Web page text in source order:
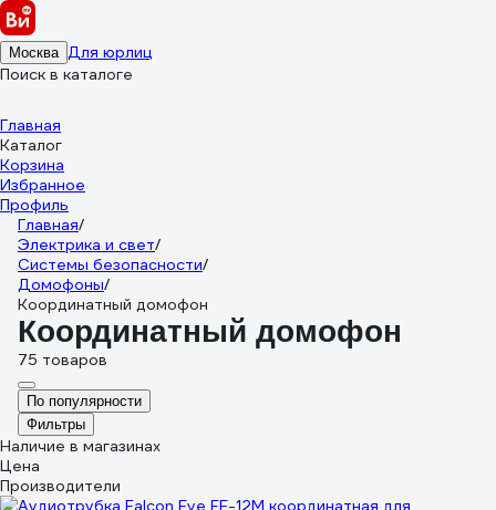
Москва Для юрлиц
Поиск в каталоге
Главная
Каталог
Корзина
Избранное
Профиль
Главная/
Электрика и свет/
Системы безопасности/
Домофоны/
Координатный домофон
Координатный домофон
75 товаров
По популярности
Фильтры
Наличие в магазинах
Цена
Производители